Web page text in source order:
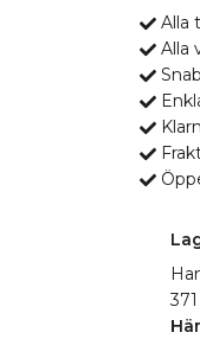
Alla
Alla